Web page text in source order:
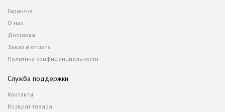
Гарантия
О нас
Доставка
Заказ и оплата
Политика конфиденциальности
Служба поддержки
Контакты
Возврат товара